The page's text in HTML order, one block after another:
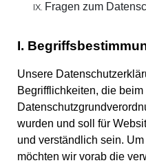
Fragen zum
I.
Unsere
Begrifflichkeiten, die
wurden und soll für
und verständlich sein.
möchten wir vorab die